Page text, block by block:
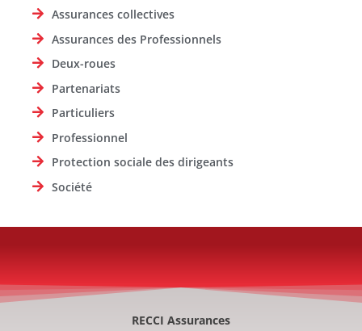
Assurances collectives
Assurances des Professionnels
Deux-roues
Partenariats
Particuliers
Professionnel
Protection sociale des dirigeants
Société
RECCI Assurances